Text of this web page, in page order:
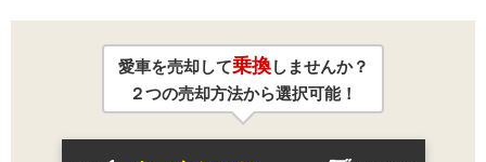
愛車を売却して乗換しませんか？
２つの売却方法から選択可能！